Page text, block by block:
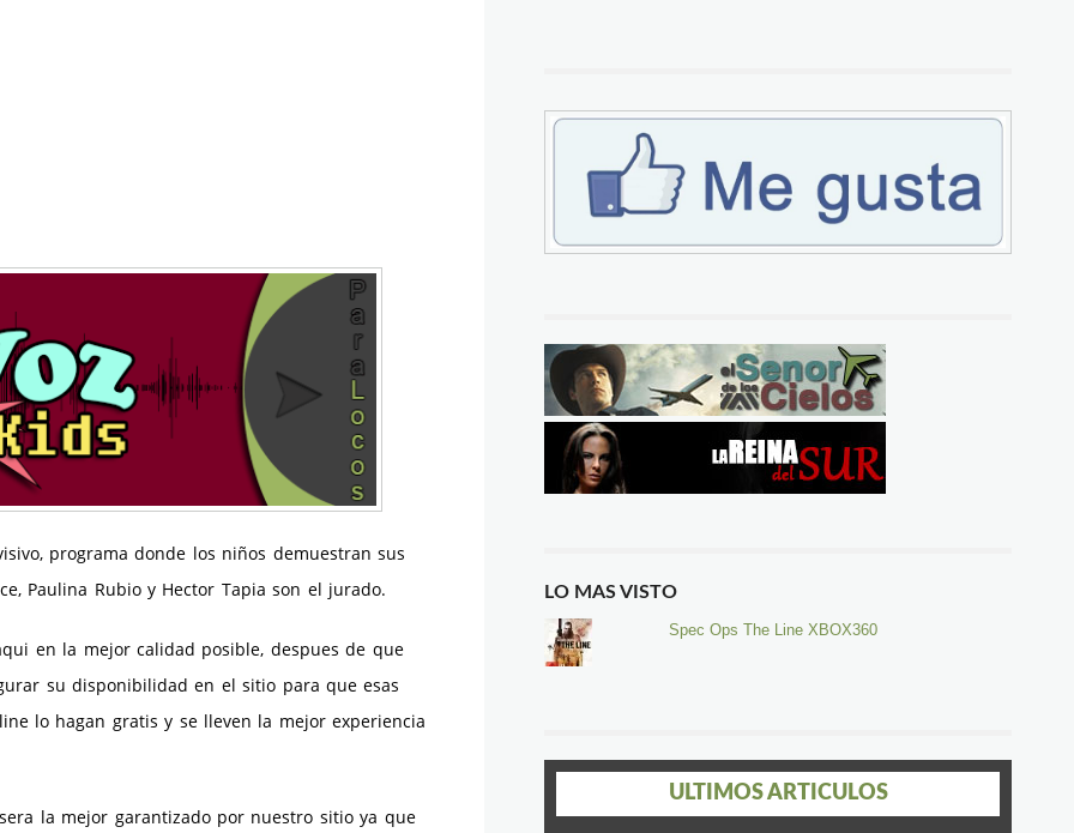
programa donde los niños demuestran sus
Paulina Rubio y Hector Tapia son el jurado.
en la mejor calidad posible, despues de que
su disponibilidad en el sitio para que esas
lo hagan gratis y se lleven la mejor experiencia
la mejor garantizado por nuestro sitio ya que
LO MAS VISTO
Spec Ops The Line XBOX360
ULTIMOS ARTICULOS